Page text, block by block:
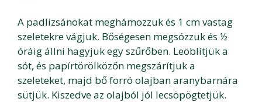
A padlizsánokat meghámozzuk és 1 cm vastag
szeletekre vágjuk. Bőségesen megsózzuk és ½
óráig állni hagyjuk egy szűrőben. Leöblítjük a
sót, és papírtörölközőn megszárítjuk a
szeleteket, majd bő forró olajban aranybarnára
sütjük. Kiszedve az olajból jól lecsöpögtetjük.